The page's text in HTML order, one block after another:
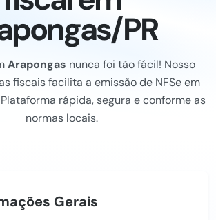
PR
Arapongas nunca foi tão fácil! Nosso
fiscais facilita a emissão de NFSe em
rápida, segura e conforme as
normas locais.
Gerais